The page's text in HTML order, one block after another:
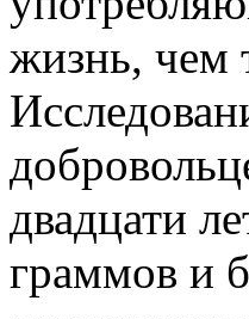
жизнь, чем
двадцати
граммов и